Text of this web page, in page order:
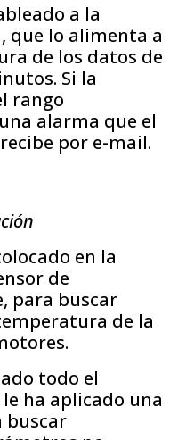
a la
que lo alimenta a
de los datos de
Si la
rango
alarma que el
por e-mail.
en la
de
para buscar
de la
todo el
ha aplicado una
buscar